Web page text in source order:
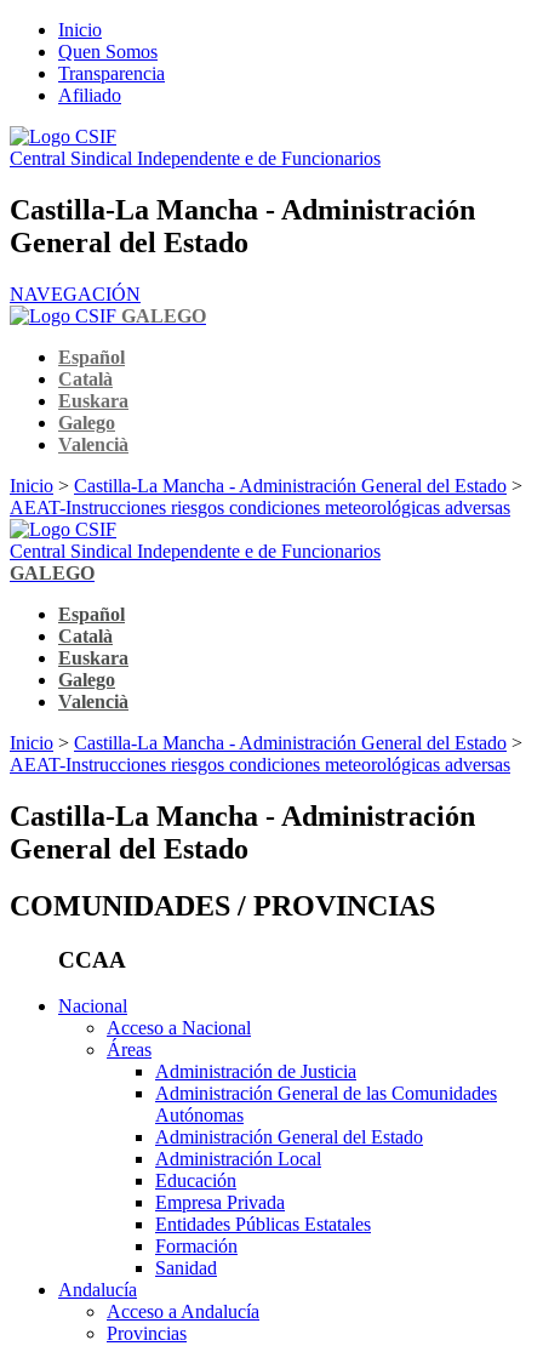
Inicio
Quen Somos
Transparencia
Afiliado
Central Sindical Independente e de Funcionarios
Castilla-La Mancha - Administración
General del Estado
NAVEGACIÓN
GALEGO
Español
Català
Euskara
Galego
Valencià
Inicio > Castilla-La Mancha - Administración General del Estado >
AEAT-Instrucciones riesgos condiciones meteorológicas adversas
Central Sindical Independente e de Funcionarios
GALEGO
Español
Català
Euskara
Galego
Valencià
Inicio > Castilla-La Mancha - Administración General del Estado >
AEAT-Instrucciones riesgos condiciones meteorológicas adversas
Castilla-La Mancha - Administración
General del Estado
COMUNIDADES / PROVINCIAS
CCAA
Nacional
Acceso a Nacional
Áreas
Administración de Justicia
Administración General de las Comunidades
Autónomas
Administración General del Estado
Administración Local
Educación
Empresa Privada
Entidades Públicas Estatales
Formación
Sanidad
Andalucía
Acceso a Andalucía
Provincias